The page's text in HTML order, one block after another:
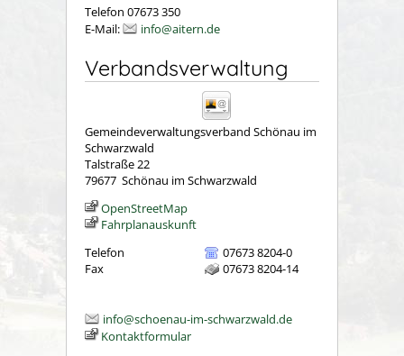
Telefon 07673 350
E-Mail:
info@aitern.de
Verbandsverwaltung
Gemeindeverwaltungsverband Schönau im
Schwarzwald
Talstraße 22
79677 Schönau im Schwarzwald
OpenStreetMap
Fahrplanauskunft
Telefon
07673 8204-0
Fax
07673 8204-14
info@schoenau-im-schwarzwald.de
Kontaktformular